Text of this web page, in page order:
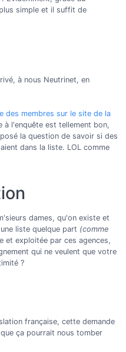
simple et il suffit de
à nous Neutrinet, en
des membres sur le site de la
à l'enquête est tellement bon,
la question de savoir si des
dans la liste. LOL comme
dames, qu'on existe et
liste quelque part (comme
et exploitée par ces agences,
qui ne veulent que votre
?
française, cette demande
ça pourrait nous tomber